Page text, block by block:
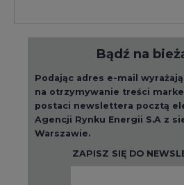
Bądź na
Podając adres e-mail
na otrzymywanie treści
postaci newslettera pocztą
Agencji Rynku Energii S.A z
Warszawie.
ZAPISZ SIĘ DO